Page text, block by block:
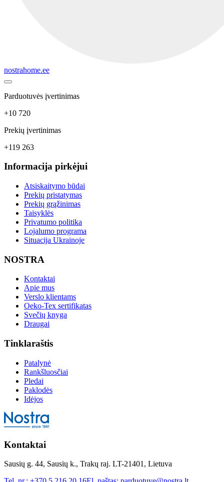
nostrahome.ee
Parduotuvės įvertinimas
+10 720
Prekių įvertinimas
+119 263
Informacija pirkėjui
Atsiskaitymo būdai
Prekių pristatymas
Prekių grąžinimas
Taisyklės
Privatumo politika
Lojalumo programa
Situacija Ukrainoje
NOSTRA
Kontaktai
Apie mus
Verslo klientams
Oeko-Tex sertifikatas
Svečių knyga
Draugai
Tinklaraštis
Patalynė
Rankšluosčiai
Pledai
Paklodės
Idėjos
Kontaktai
Sausių g. 44, Sausių k., Trakų raj. LT-21401, Lietuva